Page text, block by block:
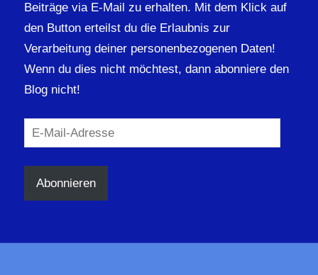
Beiträge via E-Mail zu erhalten. Mit dem Klick auf
den Button erteilst du die Erlaubnis zur
Verarbeitung deiner personenbezogenen Daten!
Wenn du dies nicht möchtest, dann abonniere den
Blog nicht!
E-
Mail-
Adresse
Abonnieren